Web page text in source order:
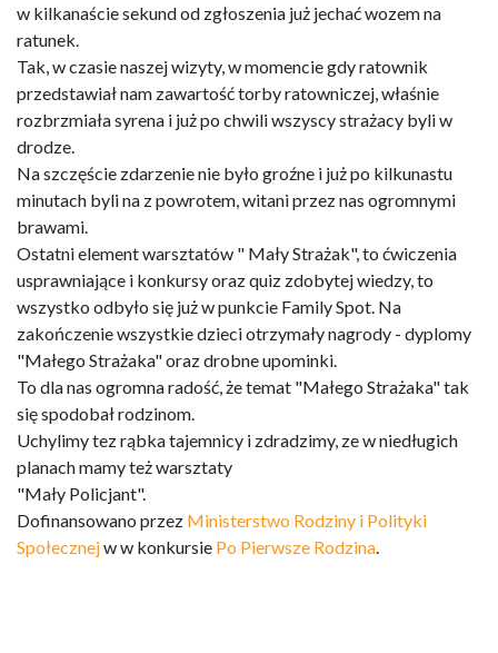
w kilkanaście sekund od zgłoszenia już jechać wozem na
ratunek.
Tak, w czasie naszej wizyty, w momencie gdy ratownik
przedstawiał nam zawartość torby ratowniczej, właśnie
rozbrzmiała syrena i już po chwili wszyscy strażacy byli w
drodze.
Na szczęście zdarzenie nie było groźne i już po kilkunastu
minutach byli na z powrotem, witani przez nas ogromnymi
brawami.
Ostatni element warsztatów " Mały Strażak", to ćwiczenia
usprawniające i konkursy oraz quiz zdobytej wiedzy, to
wszystko odbyło się już w punkcie Family Spot. Na
zakończenie wszystkie dzieci otrzymały nagrody - dyplomy
"Małego Strażaka" oraz drobne upominki.
To dla nas ogromna radość, że temat "Małego Strażaka" tak
się spodobał rodzinom.
Uchylimy tez rąbka tajemnicy i zdradzimy, ze w niedługich
planach mamy też warsztaty
"Mały Policjant".
Dofinansowano przez Ministerstwo Rodziny i Polityki
Społecznejw w konkursie Po Pierwsze Rodzina